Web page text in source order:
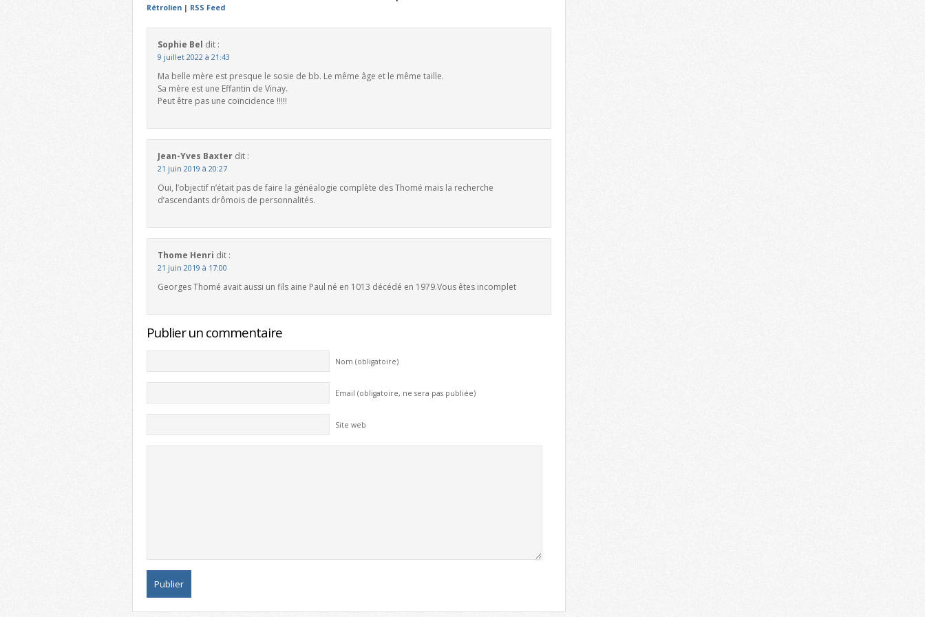
Rétrolien | RSS Feed
Sophie Bel dit :
9 juillet 2022 à 21:43
Ma belle mère est presque le sosie de bb. Le même âge et le même taille.
Sa mère est une Effantin de Vinay.
Peut être pas une coïncidence !!!!!
Jean-Yves Baxter dit :
21 juin 2019 à 20:27
Oui, l’objectif n’était pas de faire la généalogie complète des Thomé mais la recherche
d’ascendants drômois de personnalités.
Thome Henri dit :
21 juin 2019 à 17:00
Georges Thomé avait aussi un fils aine Paul né en 1013 décédé en 1979.Vous êtes incomplet
Publier un commentaire
Nom (obligatoire)
Email (obligatoire, ne sera pas publiée)
Site web